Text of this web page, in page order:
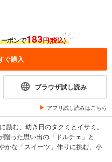
ポンで183円(税込)
ぐ購入
ブラウザ試し読み
アプリ試し読みはこちら
励む、幼き日のタクミとイサミ。
った思い出の「ドルチェ」と
な「スイーツ」作りに挑む、小